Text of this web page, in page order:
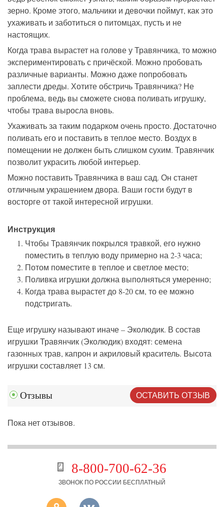
зерно. Кроме этого, мальчики и девочки поймут, как это
ухаживать и заботиться о питомцах, пусть и не
настоящих.
Когда трава вырастет на голове у Травянчика, то можно
экспериментировать с причёской. Можно пробовать
различные варианты. Можно даже попробовать
заплести дреды. Хотите обстричь Травянчика? Не
проблема, ведь вы сможете снова поливать игрушку,
чтобы трава выросла вновь.
Ухаживать за таким подарком очень просто. Достаточно
поливать его и поставить в теплое место. Воздух в
помещении не должен быть слишком сухим. Травянчик
позволит украсить любой интерьер.
Можно поставить Травянчика в ваш сад. Он станет
отличным украшением двора. Ваши гости будут в
восторге от такой интересной игрушки.
Инструкция
Чтобы Травянчик покрылся травкой, его нужно
поместить в теплую воду примерно на 2-3 часа;
Потом поместите в теплое и светлое место;
Поливка игрушки должна выполняться умеренно;
Когда трава вырастет до 8-20 см, то ее можно
подстригать.
Еще игрушку называют иначе – Эколюдик. В состав
игрушки Травянчик (Эколюдик) входят: семена
газонных трав, капрон и акриловый краситель. Высота
игрушки составляет 13 см.
Отзывы ОСТАВИТЬ ОТЗЫВ
Пока нет отзывов.
8-800-700-62-36
ЗВОНОК ПО РОССИИ БЕСПЛАТНЫЙ